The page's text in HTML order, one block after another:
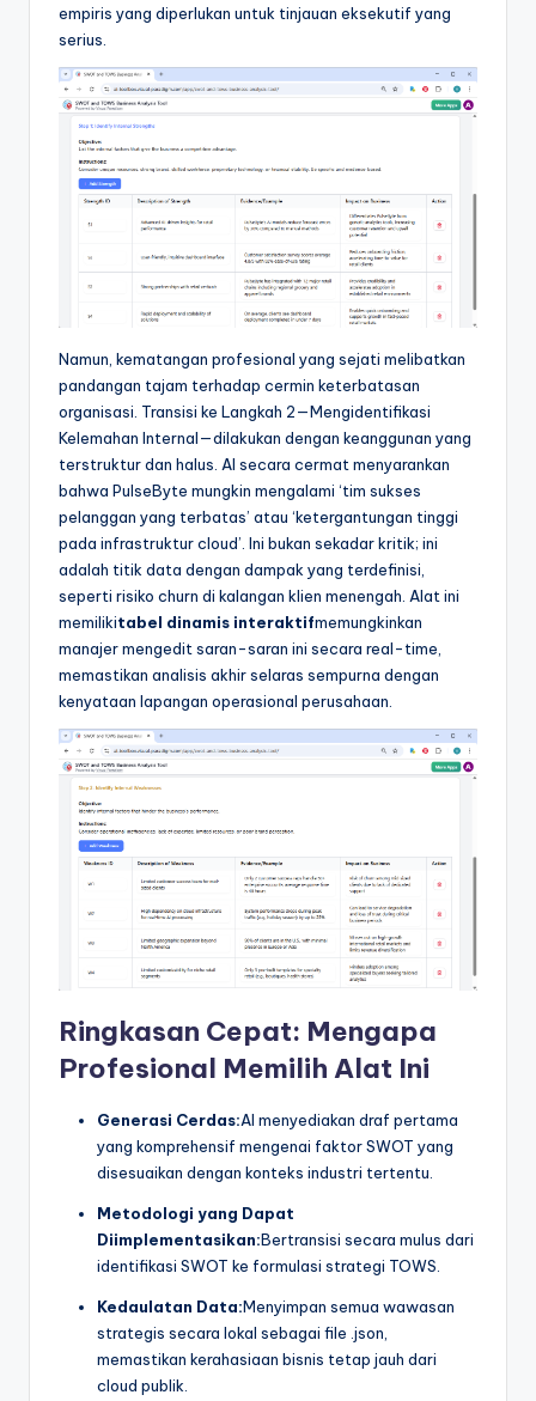
empiris yang diperlukan untuk tinjauan eksekutif yang
serius.
Namun, kematangan profesional yang sejati melibatkan
pandangan tajam terhadap cermin keterbatasan
organisasi. Transisi ke Langkah 2—Mengidentifikasi
Kelemahan Internal—dilakukan dengan keanggunan yang
terstruktur dan halus. AI secara cermat menyarankan
bahwa PulseByte mungkin mengalami ‘tim sukses
pelanggan yang terbatas’ atau ‘ketergantungan tinggi
pada infrastruktur cloud’. Ini bukan sekadar kritik; ini
adalah titik data dengan dampak yang terdefinisi,
seperti risiko churn di kalangan klien menengah. Alat ini
memilikitabel dinamis interaktifmemungkinkan
manajer mengedit saran-saran ini secara real-time,
memastikan analisis akhir selaras sempurna dengan
kenyataan lapangan operasional perusahaan.
Ringkasan Cepat: Mengapa
Profesional Memilih Alat Ini
Generasi Cerdas:AI menyediakan draf pertama
yang komprehensif mengenai faktor SWOT yang
disesuaikan dengan konteks industri tertentu.
Metodologi yang Dapat
Diimplementasikan:Bertransisi secara mulus dari
identifikasi SWOT ke formulasi strategi TOWS.
Kedaulatan Data:Menyimpan semua wawasan
strategis secara lokal sebagai file .json,
memastikan kerahasiaan bisnis tetap jauh dari
cloud publik.